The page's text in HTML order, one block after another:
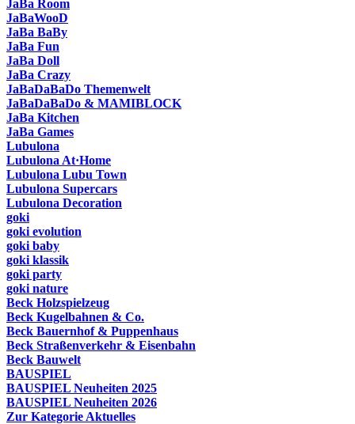
JaBa Room
JaBaWooD
JaBa BaBy
JaBa Fun
JaBa Doll
JaBa Crazy
JaBaDaBaDo Themenwelt
JaBaDaBaDo & MAMIBLOCK
JaBa Kitchen
JaBa Games
Lubulona
Lubulona At·Home
Lubulona Lubu Town
Lubulona Supercars
Lubulona Decoration
goki
goki evolution
goki baby
goki klassik
goki party
goki nature
Beck Holzspielzeug
Beck Kugelbahnen & Co.
Beck Bauernhof & Puppenhaus
Beck Straßenverkehr & Eisenbahn
Beck Bauwelt
BAUSPIEL
BAUSPIEL Neuheiten 2025
BAUSPIEL Neuheiten 2026
Zur Kategorie Aktuelles